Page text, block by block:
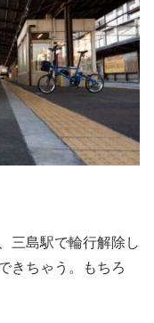
三島駅で輪行解除し
きちゃう。もちろ